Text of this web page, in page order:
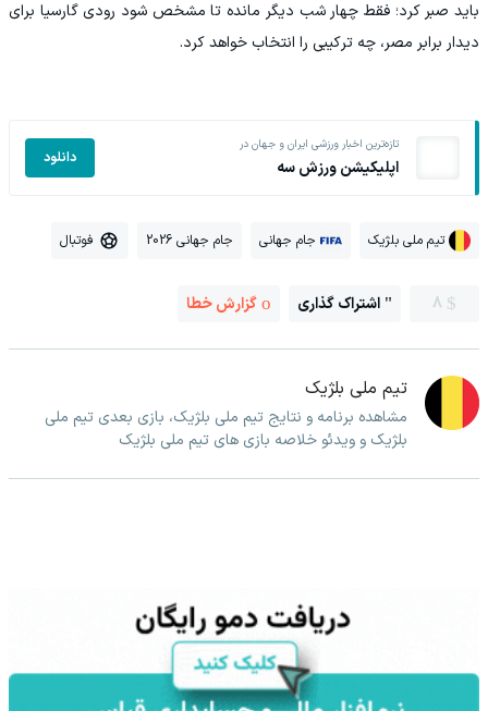
باید صبر کرد؛ فقط چهار شب دیگر مانده تا مشخص شود رودی گارسیا برای
دیدار برابر مصر، چه ترکیبی را انتخاب خواهد کرد.
تازه‌ترین اخبار ورزشی ایران و جهان در
اپلیکیشن ورزش سه دانلود
تیم ملی بلژیک جام جهانی جام جهانی 2026 فوتبال
8 اشتراک گذاری گزارش خطا
تیم ملی بلژیک
مشاهده برنامه و نتایج تیم ملی بلژیک، بازی بعدی تیم ملی
بلژیک و ویدئو خلاصه بازی های تیم ملی بلژیک